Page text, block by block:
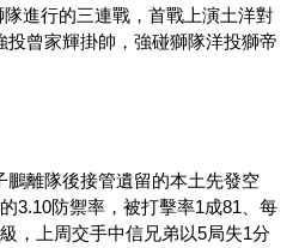
進行的三連戰，首戰上演土洋對
曾家輝掛帥，強碰獅隊洋投獅帝
鵬離隊後接管遺留的本土先發空
3.10防禦率，被打擊率1成81、每
，上周交手中信兄弟以5局失1分